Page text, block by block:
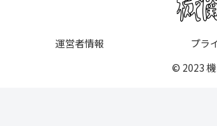
運営者情報
プラ
© 2023